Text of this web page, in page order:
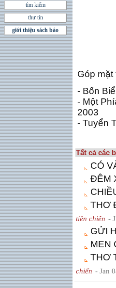
tìm kiếm
thư tín
giới thiệu sách báo
Góp mặt
- Bốn
- Một
2003
- Tuyển
Tất cả các
CÓ
ĐÊM
THƠ
tiền chiến -
GỬI
MEN
THƠ
chiến - Jan